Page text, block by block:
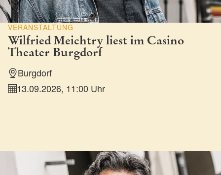
VERANSTALTUNG
Wilfried Meichtry liest im Casino
Theater Burgdorf
Burgdorf
13.09.2026, 11:00 Uhr